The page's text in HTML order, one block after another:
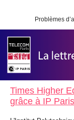
Problèmes
Times Higher
grâce à IP Paris